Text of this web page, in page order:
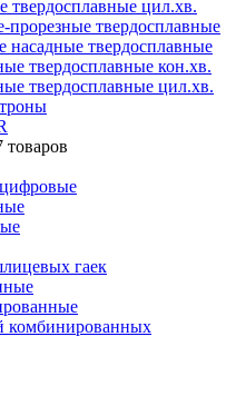
твердосплавные цил.хв.
прорезные твердосплавные
насадные твердосплавные
твердосплавные кон.хв.
твердосплавные цил.хв.
товаров
гаек
комбинированных